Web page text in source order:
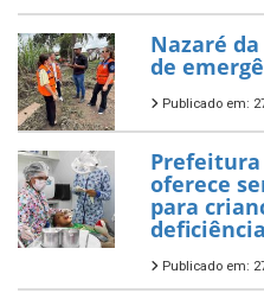
Nazaré
de
Publicado em:
Prefeitura
oferece
para
deficiência
Publicado em: